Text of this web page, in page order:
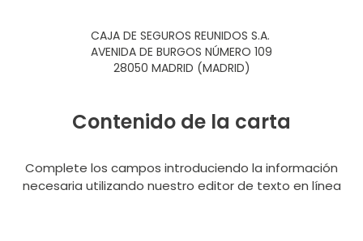
CAJA DE SEGUROS REUNIDOS S.A.
AVENIDA DE BURGOS NÚMERO 109
28050 MADRID (MADRID)
Contenido de la carta
Complete los campos introduciendo la información
necesaria utilizando nuestro editor de texto en línea